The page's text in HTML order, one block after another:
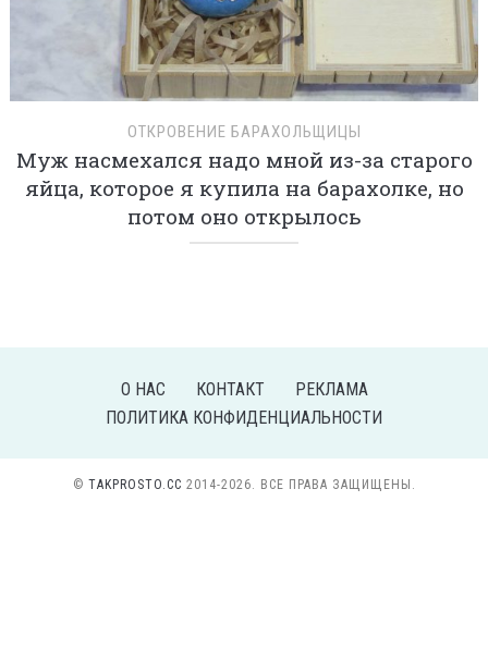
ОТКРОВЕНИЕ БАРАХОЛЬЩИЦЫ
Муж насмехался надо мной из-за старого
яйца, которое я купила на барахолке, но
потом оно открылось
О НАС КОНТАКТ
РЕКЛАМА
ПОЛИТИКА КОНФИДЕНЦИАЛЬНОСТИ
© TAKPROSTO.CC 2014-2026. ВСЕ ПРАВА ЗАЩИЩЕНЫ.